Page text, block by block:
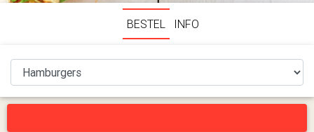
BESTEL INFO